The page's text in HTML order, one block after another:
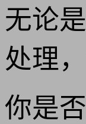
无论
处理
你是